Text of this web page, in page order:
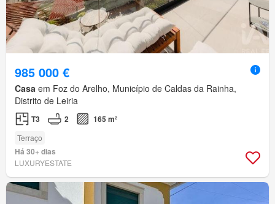
985 000 €
Casa em Foz do Arelho, Município de Caldas da Rainha,
Distrito de Leiria
T3 2 165 m²
Terraço
Há 30+ dias
LUXURYESTATE